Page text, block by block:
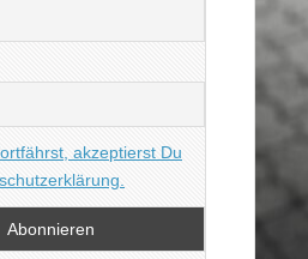
akzeptierst Du